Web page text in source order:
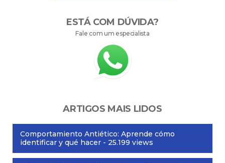
ESTÁ COM DÚVIDA?
Fale com um especialista
ARTIGOS MAIS LIDOS
Comportamiento Antiético: Aprende cómo
identificar y qué hacer - 25.199 views